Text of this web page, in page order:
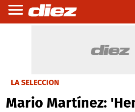
LA SELECCIÓN
Mario Martínez: